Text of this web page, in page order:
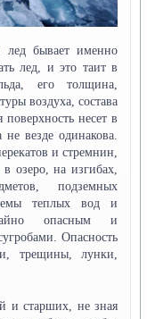
лед бывает именно
лед, и это таит в
его толщина,
воздуха, состава
несет в
везде одинакова.
и стремнин,
озеро, на изгибах,
подземных
теплых вод и
опасным и
Опасность
трещины, лунки,
и старших, не зная